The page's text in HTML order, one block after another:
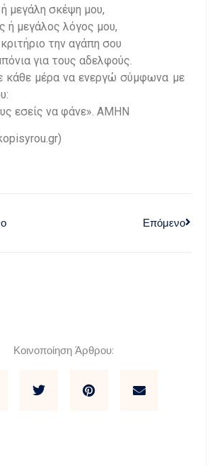
μεγάλη σκέψη μου,
ή μεγάλος λόγος μου,
την αγάπη σου
για τους αδελφούς.
κάθε μέρα να ενεργώ σύμφωνα με
εσείς να φάνε». ΑΜΗΝ
Επόμενο
Κοινοποίηση Άρθρου: